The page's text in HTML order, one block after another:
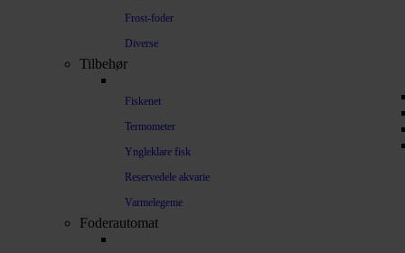
Frost-foder
Diverse
Tilbehør
Fiskenet
Termometer
Yngleklare fisk
Reservedele akvarie
Varmelegeme
Foderautomat